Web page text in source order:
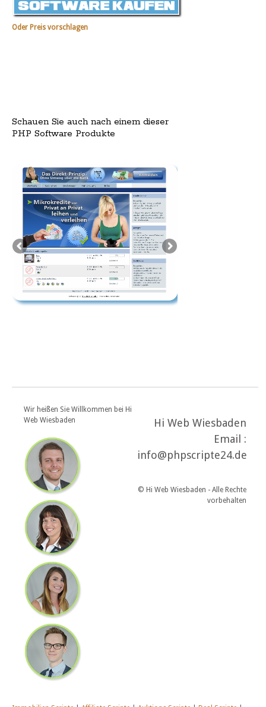
Oder Preis vorschlagen
Schauen Sie auch nach einem dieser
PHP Software Produkte
Wir heißen Sie Willkommen bei Hi
Web Wiesbaden
Hi Web Wiesbaden
Email :
info@phpscripte24.de
© Hi Web Wiesbaden - Alle Rechte
vorbehalten